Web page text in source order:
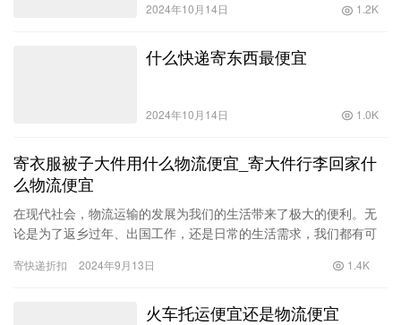
2024年10月14日 1.2K
什么快递寄东西最便宜
2024年10月14日 1.0K
寄衣服被子大件用什么物流便宜_寄大件行李回家什
么物流便宜
在现代社会，物流运输的发展为我们的生活带来了极大的便利。无
论是为了返乡过年、出国工作，还是日常的生活需求，我们都有可
时，费用…
寄快递折扣 2024年9月13日 1.4K
火车托运便宜还是物流便宜